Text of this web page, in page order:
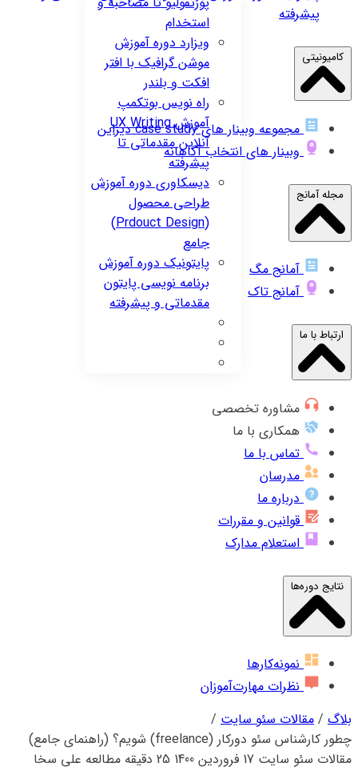
استخدام
ویزارددوره آموزش
موشن گرافیک با افتر
افکت و بلندر
راه نویسبوتکمپ
آموزش UX Writing
آنلاین مقدماتی تا
پیشرفته
دیسکاوریدوره آموزش
طراحی محصول
(Prdouct Design)
جامع
پایتونیکدوره آموزش
برنامه نویسی پایتون
مقدماتی و پیشرفته
پیشرفته
کامیونیتی
مجموعه وبینار های case study دیزاین
وبینار های انتخاب آگاهانه
مجله آمانج
آمانج مگ
آمانج تاک
ارتباط با ما
مشاوره تخصصی
همکاری با ما
تماس با ما
مدرسان
درباره ما
قوانین و مقررات
استعلام مدارک
نتایج دوره‌ها
نمونه‌کارها
نظرات مهارت‌آموزان
بلاگ / مقالات سئو سایت /
چطور کارشناس سئو دورکار (freelance) شویم؟ (راهنمای جامع)
مقالات سئو سایت 17 فروردین 1400 25 دقیقه مطالعه علی سخا